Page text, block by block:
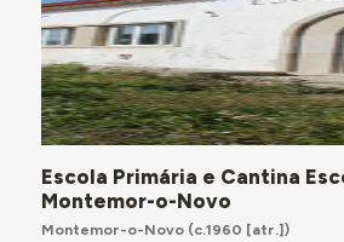
Escola Primária e Cantina
Montemor-o-Novo
Montemor-o-Novo(c.1960 [atr.])